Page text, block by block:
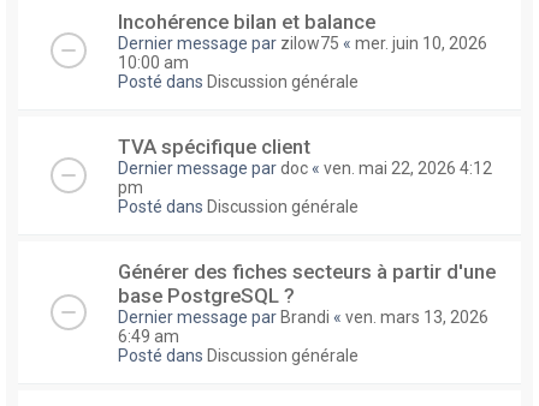
Incohérence bilan et balance
Dernier message par zilow75 « mer. juin 10, 2026
10:00 am
Posté dans Discussion générale
TVA spécifique client
Dernier message pardoc « ven. mai 22, 2026 4:12
pm
Posté dans Discussion générale
Générer des fiches secteurs à partir d'une
base PostgreSQL ?
Dernier message par Brandi « ven. mars 13, 2026
6:49 am
Posté dans Discussion générale